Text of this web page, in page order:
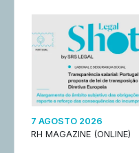
7 AGOSTO 2026
RH MAGAZINE (ONLINE)